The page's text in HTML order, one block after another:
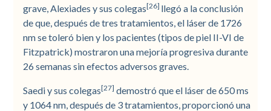
grave, Alexiades y sus colegas[26] llegó a la conclusión
de que, después de tres tratamientos, el láser de 1726
nm se toleró bien y los pacientes (tipos de piel II-VI de
Fitzpatrick) mostraron una mejoría progresiva durante
26 semanas sin efectos adversos graves.
Saedi y sus colegas[27] demostró que el láser de 650 ms
y 1064 nm, después de 3 tratamientos, proporcionó una